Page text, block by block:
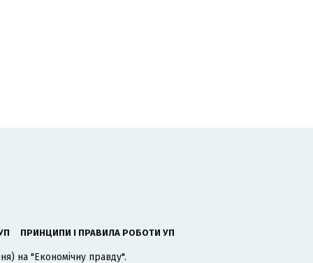
ПРИНЦИПИ І ПРАВИЛА РОБОТИ УП
на "Економічну правду".